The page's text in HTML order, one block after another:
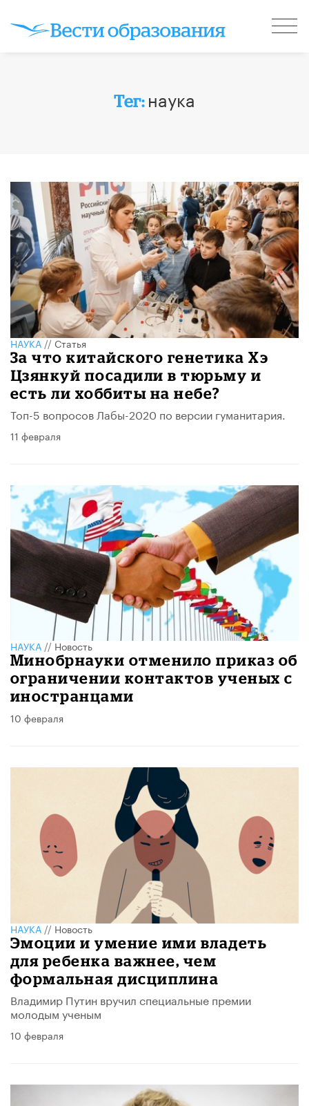
Тег: наука
НАУКА//Статья
За что китайского генетика Хэ
Цзянкуй посадили в тюрьму и
есть ли хоббиты на небе?
Топ-5 вопросов Лабы-2020 по версии гуманитария.
11 февраля
НАУКА //Новость
Минобрнауки отменило приказ об
ограничении контактов ученых с
иностранцами
10 февраля
НАУКА//Новость
Эмоции и умение ими владеть
для ребенка важнее, чем
формальная дисциплина
Владимир Путин вручил специальные премии
молодым ученым
10 февраля